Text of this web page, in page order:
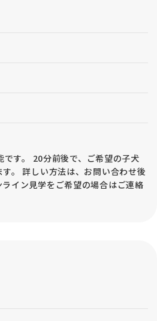
です。 20分前後で、ご希望の子犬
。 詳しい方法は、お問い合わせ後
イン見学をご希望の場合はご連絡